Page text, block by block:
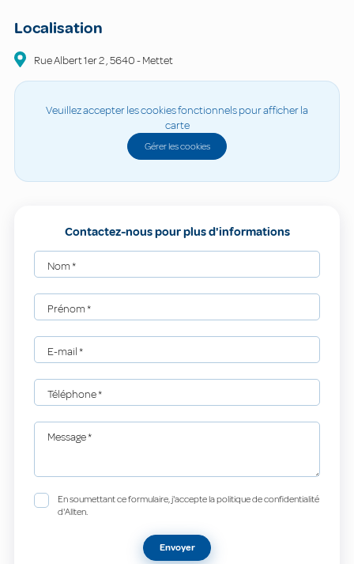
Localisation
Rue Albert 1er2,5640-Mettet
Veuillez accepter les cookies fonctionnels pour afficher la
carte
Gérer les cookies
Contactez-nous pour plus d'informations
Nom*
Prénom*
E-mail*
Téléphone*
Message*
En soumettant ce formulaire, j'accepte la politique de confidentialité
d'Allten.
Envoyer